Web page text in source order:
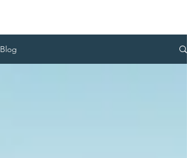
Blog